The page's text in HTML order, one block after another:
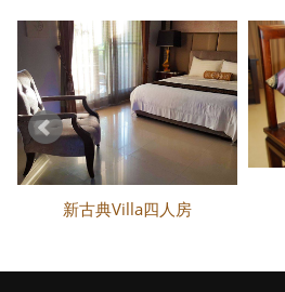
新古典Villa四人房